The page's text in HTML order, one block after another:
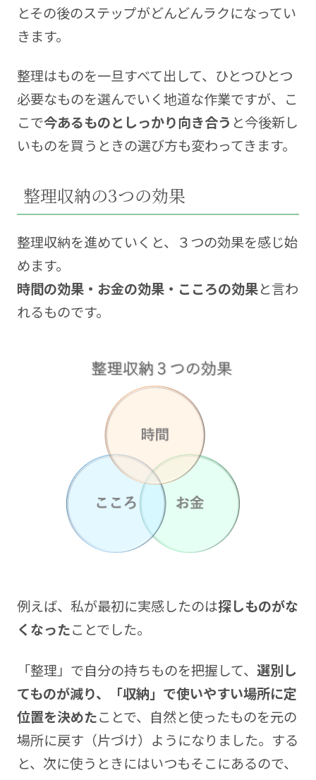
とその後のステップがどんどんラクになってい
きます。
整理はものを一旦すべて出して、ひとつひとつ
必要なものを選んでいく地道な作業ですが、こ
こで今あるものとしっかり向き合う と今後新し
いものを買うときの選び方も変わってきます。
整理収納の3つの効果
整理収納を進めていくと、３つの効果を感じ始
めます。
時間の効果・お金の効果・こころの効果と言わ
れるものです。
例えば、私が最初に実感したのは探しものがな
くなったことでした。
「整理」で自分の持ちものを把握して、 選別し
てものが減り、「収納」で使いやすい場所に定
位置を決めたことで、自然と使ったものを元の
場所に戻す（片づけ）ようになりました。する
と、次に使うときにはいつもそこにあるので、